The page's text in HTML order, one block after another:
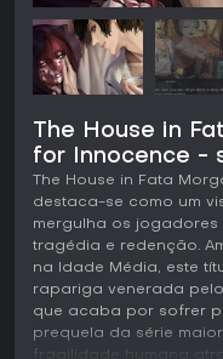
The House in
for Innocence -
The House in Fata
destaca-se como um
mergulha os
tragédia e redenção.
na Idade Média, este
rapariga venerada
que acaba por sofrer
prequela da série
fragilidade humana